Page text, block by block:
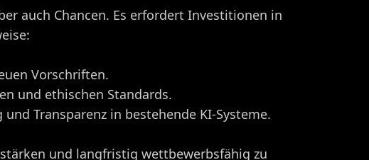
auch Chancen. Es erfordert Investitionen in
Vorschriften.
und ethischen Standards.
Transparenz in bestehende KI-Systeme.
und langfristig wettbewerbsfähig zu